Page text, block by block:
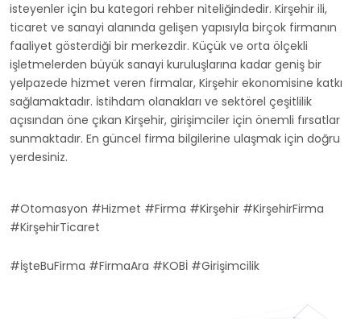
isteyenler için bu kategori rehber niteliğindedir. Kirşehir ili,
ticaret ve sanayi alanında gelişen yapısıyla birçok firmanın
faaliyet gösterdiği bir merkezdir. Küçük ve orta ölçekli
işletmelerden büyük sanayi kuruluşlarına kadar geniş bir
yelpazede hizmet veren firmalar, Kirşehir ekonomisine katkı
sağlamaktadır. İstihdam olanakları ve sektörel çeşitlilik
açısından öne çıkan Kirşehir, girişimciler için önemli fırsatlar
sunmaktadır. En güncel firma bilgilerine ulaşmak için doğru
yerdesiniz.
#Otomasyon #Hizmet #Firma #Kirşehir #KirşehirFirma
#KirşehirTicaret
#İşteBuFirma #FirmaAra #KOBİ #Girişimcilik